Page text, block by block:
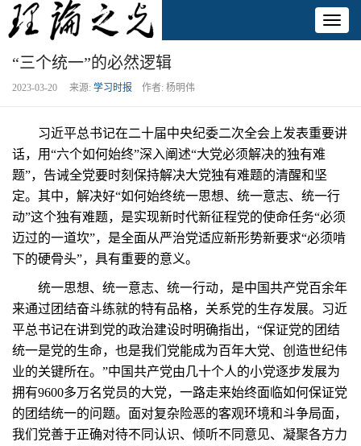
“三个统一”的必然逻辑
2023-03-20 来源: 学习时报 作者: 杨明伟
习近平总书记在二十届中央纪委二次全会上发表重要讲
话，用“六个如何始终”深入阐述“大党必须解决的独有难
题”，告诫全党要时刻保持解决大党独有难题的清醒和坚
定。其中，解决好“如何始终统一思想、统一意志、统一行
动”这个独有难题，是实现新时代新征程党的使命任务“必须
迈过的一道坎”，是全面从严治党适应新形势新要求“必须啃
下的硬骨头”，具有重要的意义。
统一思想、统一意志、统一行动，是中国共产党百余年
来通过团结奋斗练就的特有品格，关系党的生存发展。习近
平总书记在讲到党的政治建设时明确指出，“保证党的团结
统一是党的生命，也是我们党能成为百年大党、创造世纪伟
业的关键所在。”中国共产党由几十个人的小党逐步发展为
拥有9600多万名党员的大党，一路走来始终面临如何保证党
的团结统一的问题。面对复杂险恶的客观环境和斗争局面，
我们党善于正确对待不同认识、倾听不同意见、凝聚各方力